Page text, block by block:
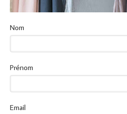
Nom
Prénom
Email